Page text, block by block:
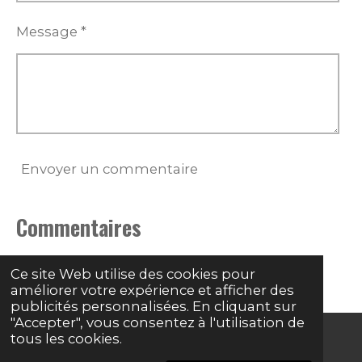
Ce site Web utilise des cookies pour
améliorer votre expérience et afficher des
publicités personnalisées. En cliquant sur
"Accepter", vous consentez à l'utilisation de
tous les cookies.
Message *
Envoyer un commentaire
Commentaires
Il n'y a pas encore de commentaire.
© 2024 - 2026 Grave basse